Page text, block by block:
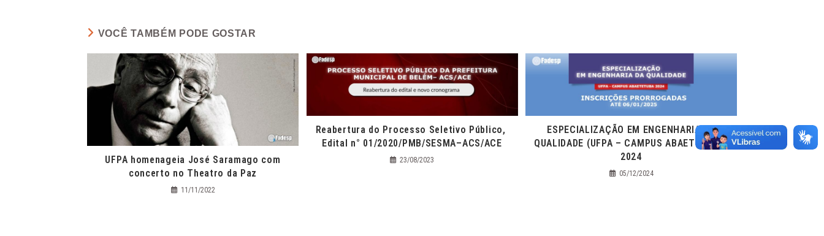
VOCÊ TAMBÉM PODE GOSTAR
UFPA homenageia José Saramago com
concerto no Theatro da Paz
11/11/2022
Reabertura do Processo Seletivo Público,
Edital n° 01/2020/PMB/SESMA–ACS/ACE
23/08/2023
ESPECIALIZAÇÃO EM ENGENHARIA DA
QUALIDADE (UFPA – CAMPUS ABAETETUBA)
2024
05/12/2024